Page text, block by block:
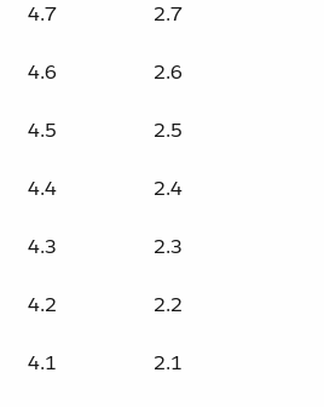
4.7 2.7
4.6 2.6
4.5 2.5
4.4 2.4
4.3 2.3
4.2 2.2
4.1 2.1